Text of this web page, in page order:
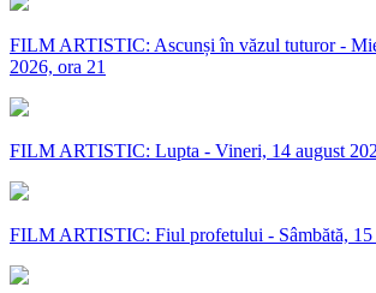
FILM ARTISTIC: Ascunși în văzul tuturor -
2026, ora 21
FILM ARTISTIC: Lupta - Vineri, 14 august
FILM ARTISTIC: Fiul profetului - Sâmbătă, 15